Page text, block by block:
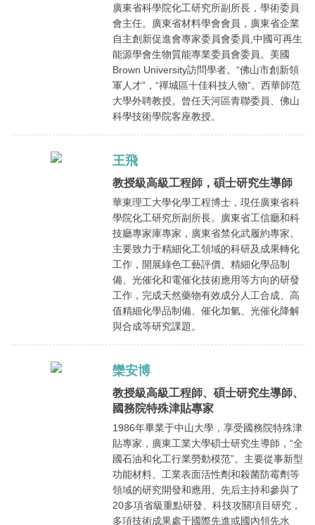
廣東省科學院化工研究所副所長，學術委員
會主任。廣東省材料學會會員，廣東省企業
自主創新促進會專家委員會委員,中國可再生
能源學會生物質能專業委員會委員。美國
Brown University訪問學者。“佛山市創新領
軍人才”，“禪城區十佳科技人物”。西華師范
大學外聘教授。曾任天河區青聯委員、佛山
科學技術學院客座教授。
王飛
教授級高級工程師，碩士研究生導師
華東理工大學化學工程博士，現任廣東省科
學院化工研究所副所長。廣東省工信廳和科
技廳專家庫專家，廣東省禁化武履約專家。
主要致力于精細化工領域的科研及成果轉化
工作，開展綠色工藝評價、精細化學品制
備、光催化和電催化技術應用等方向的研發
工作，完成天然藥物有效成分人工合成、高
值精細化學品制備、催化加氫、光催化降解
與合成等研究課題。
欒安博
教授級高級工程師、碩士研究生導師、
國務院特殊津貼專家
1986年畢業于中山大學，享受國務院特殊津
貼專家，廣東工業大學碩士研究生導師，“全
國石油和化工行業勞動模范”。主要從事新型
功能材料、工業表面活性劑和殺菌防霉劑等
領域的研究開發和應用。先后主持和參與了
20多項省級重點研發、科技攻關項目研究，
多項技術成果處于國際先進或國內領先水